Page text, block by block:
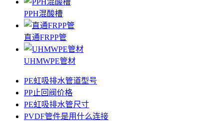
PPH混酸槽
直通FRPP管
UHMWPE管材
PE虹吸排水管道型号
PP止回阀价格
PE虹吸排水管尺寸
PVDF管件是用什么连接